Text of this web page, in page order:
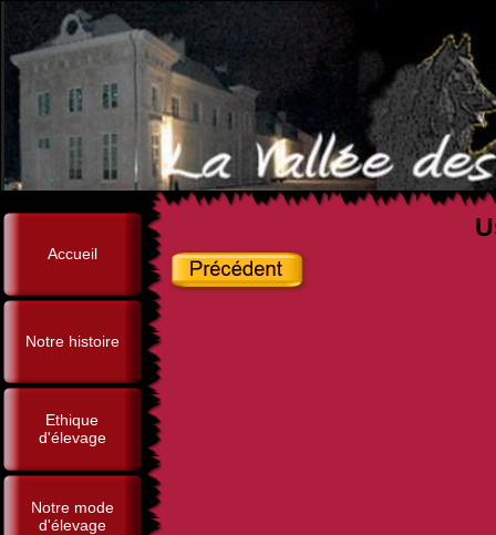
Accueil
Notre histoire
Ethique
d'élevage
Notre mode
d'élevage